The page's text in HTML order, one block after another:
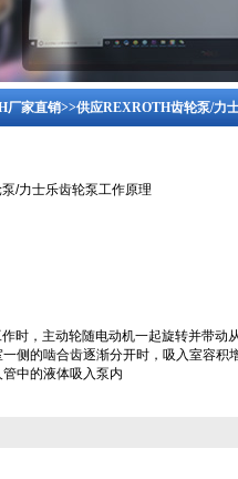
厂家直销>>供应REXROTH齿轮泵/力
/力士乐齿轮泵工作原理
时，主动轮随电动机一起旋转并带动
侧的啮合齿逐渐分开时，吸入室容积
中的液体吸入泵内